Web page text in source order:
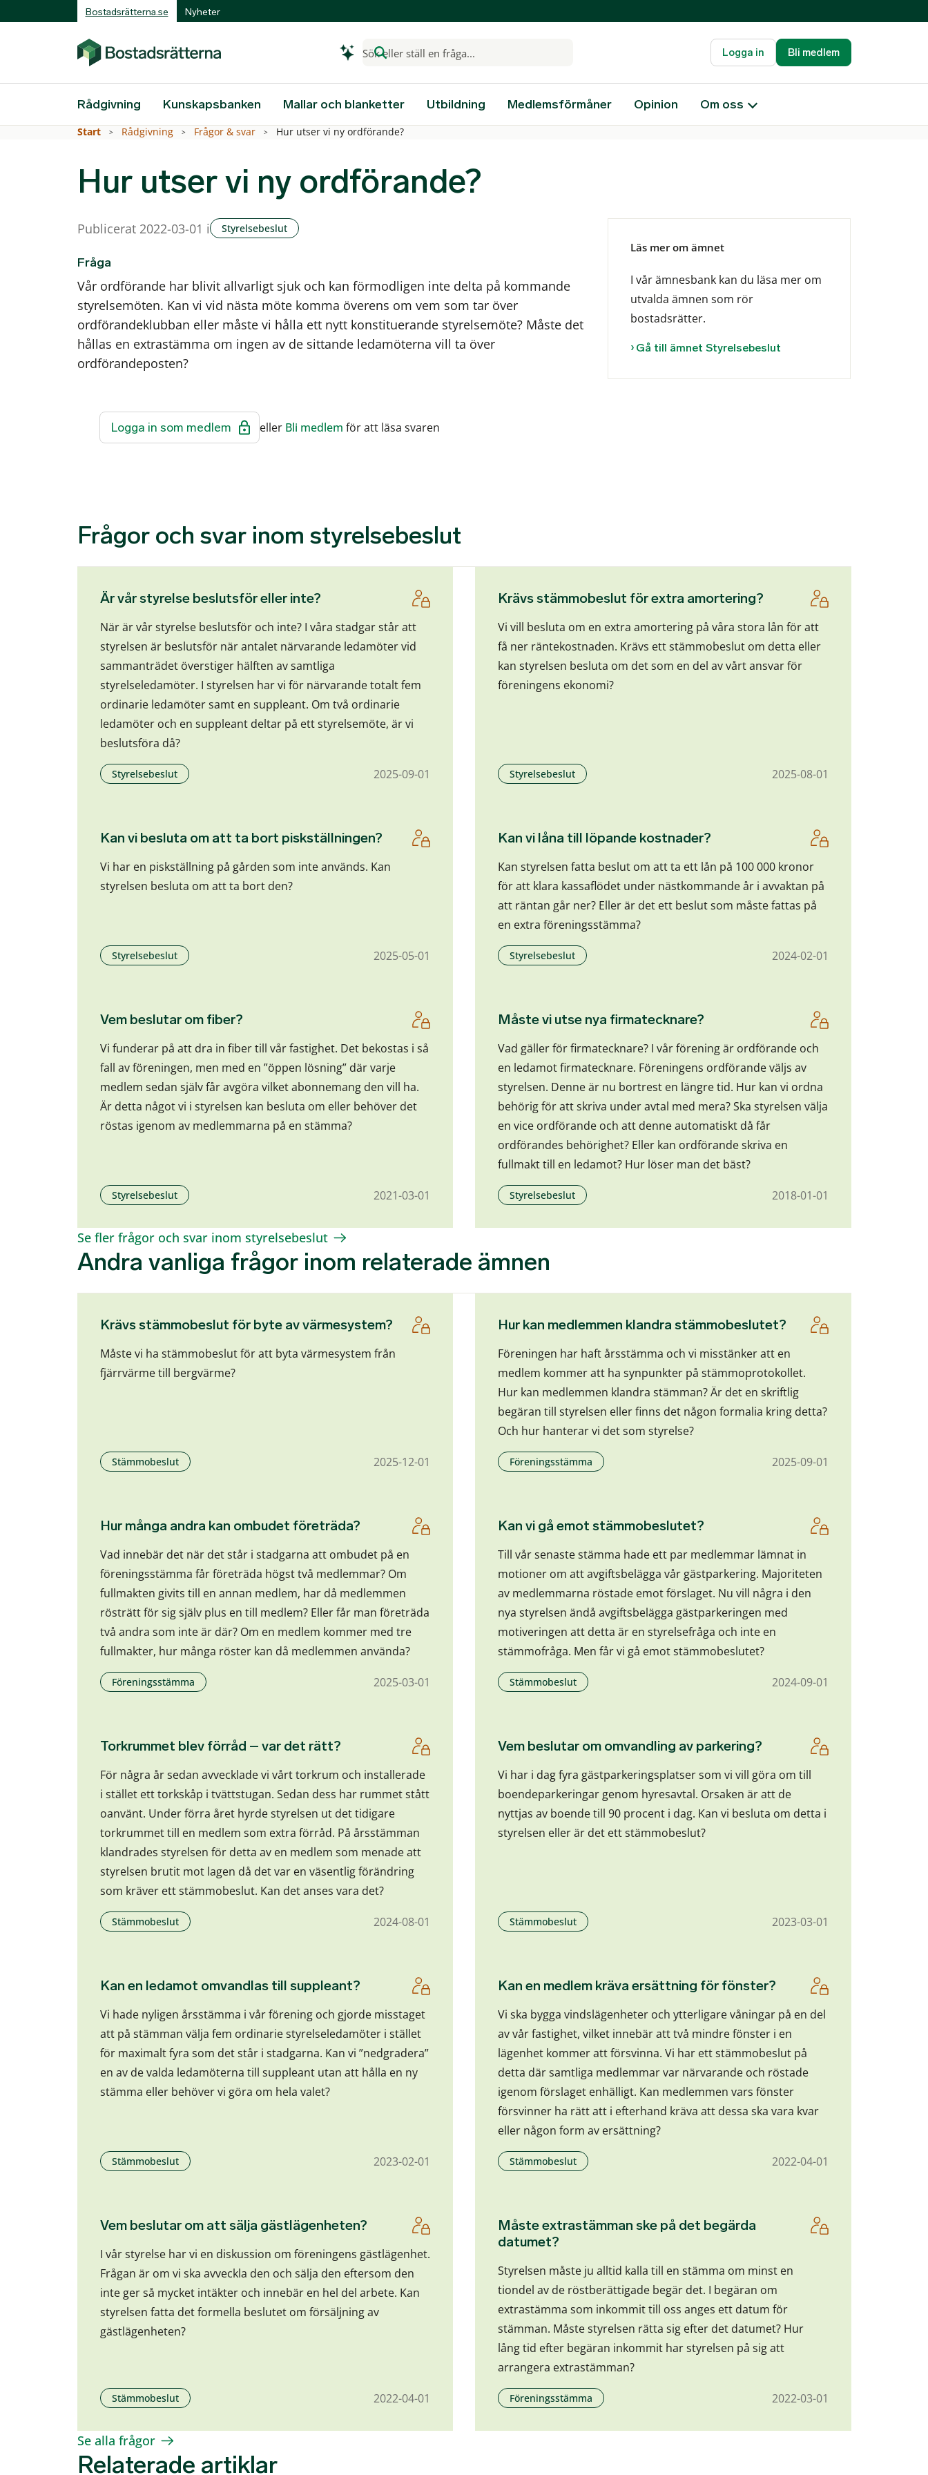
Bostadsrätterna.se Nyheter
Logga in Bli medlem
Sök eller ställ en fråga...
Rådgivning Kunskapsbanken Mallar och blanketter Utbildning Medlemsförmåner Opinion Om oss
Start Rådgivning Frågor & svar Hur utser vi ny ordförande?
Hur utser vi ny ordförande?
Läs mer om ämnet
I vår ämnesbank kan du läsa mer om
utvalda ämnen som rör
bostadsrätter.
Gå till ämnet Styrelsebeslut
Publicerat 2022-03-01 i Styrelsebeslut
Fråga
Vår ordförande har blivit allvarligt sjuk och kan förmodligen inte delta på kommande
styrelsemöten. Kan vi vid nästa möte komma överens om vem som tar över
ordförandeklubban eller måste vi hålla ett nytt konstituerande styrelsemöte? Måste det
hållas en extrastämma om ingen av de sittande ledamöterna vill ta över
ordförandeposten?
Logga in som medlem eller Bli medlem för att läsa svaren
Frågor och svar inom styrelsebeslut
Är vår styrelse beslutsför eller inte?
När är vår styrelse beslutsför och inte? I våra stadgar står att
styrelsen är beslutsför när antalet närvarande ledamöter vid
sammanträdet överstiger hälften av samtliga
styrelseledamöter. I styrelsen har vi för närvarande totalt fem
ordinarie ledamöter samt en suppleant. Om två ordinarie
ledamöter och en suppleant deltar på ett styrelsemöte, är vi
beslutsföra då?
Styrelsebeslut 2025-09-01
Krävs stämmobeslut för extra amortering?
Vi vill besluta om en extra amortering på våra stora lån för att
få ner räntekostnaden. Krävs ett stämmobeslut om detta eller
kan styrelsen besluta om det som en del av vårt ansvar för
föreningens ekonomi?
Styrelsebeslut 2025-08-01
Kan vi besluta om att ta bort piskställningen?
Vi har en piskställning på gården som inte används. Kan
styrelsen besluta om att ta bort den?
Styrelsebeslut 2025-05-01
Kan vi låna till löpande kostnader?
Kan styrelsen fatta beslut om att ta ett lån på 100 000 kronor
för att klara kassaflödet under nästkommande år i avvaktan på
att räntan går ner? Eller är det ett beslut som måste fattas på
en extra föreningsstämma?
Styrelsebeslut 2024-02-01
Vem beslutar om fiber?
Vi funderar på att dra in fiber till vår fastighet. Det bekostas i så
fall av föreningen, men med en ”öppen lösning” där varje
medlem sedan själv får avgöra vilket abonnemang den vill ha.
Är detta något vi i styrelsen kan besluta om eller behöver det
röstas igenom av medlemmarna på en stämma?
Styrelsebeslut 2021-03-01
Måste vi utse nya firmatecknare?
Vad gäller för firmatecknare? I vår förening är ordförande och
en ledamot firmatecknare. Föreningens ordförande väljs av
styrelsen. Denne är nu bortrest en längre tid. Hur kan vi ordna
behörig för att skriva under avtal med mera? Ska styrelsen välja
en vice ordförande och att denne automatiskt då får
ordförandes behörighet? Eller kan ordförande skriva en
fullmakt till en ledamot? Hur löser man det bäst?
Styrelsebeslut 2018-01-01
Se fler frågor och svar inom styrelsebeslut
Andra vanliga frågor inom relaterade ämnen
Krävs stämmobeslut för byte av värmesystem?
Måste vi ha stämmobeslut för att byta värmesystem från
fjärrvärme till bergvärme?
Stämmobeslut 2025-12-01
Hur kan medlemmen klandra stämmobeslutet?
Föreningen har haft årsstämma och vi misstänker att en
medlem kommer att ha synpunkter på stämmoprotokollet.
Hur kan medlemmen klandra stämman? Är det en skriftlig
begäran till styrelsen eller finns det någon formalia kring detta?
Och hur hanterar vi det som styrelse?
Föreningsstämma 2025-09-01
Hur många andra kan ombudet företräda?
Vad innebär det när det står i stadgarna att ombudet på en
föreningsstämma får företräda högst två medlemmar? Om
fullmakten givits till en annan medlem, har då medlemmen
rösträtt för sig själv plus en till medlem? Eller får man företräda
två andra som inte är där? Om en medlem kommer med tre
fullmakter, hur många röster kan då medlemmen använda?
Föreningsstämma 2025-03-01
Kan vi gå emot stämmobeslutet?
Till vår senaste stämma hade ett par medlemmar lämnat in
motioner om att avgiftsbelägga vår gästparkering. Majoriteten
av medlemmarna röstade emot förslaget. Nu vill några i den
nya styrelsen ändå avgiftsbelägga gästparkeringen med
motiveringen att detta är en styrelsefråga och inte en
stämmofråga. Men får vi gå emot stämmobeslutet?
Stämmobeslut 2024-09-01
Torkrummet blev förråd – var det rätt?
För några år sedan avvecklade vi vårt torkrum och installerade
i stället ett torkskåp i tvättstugan. Sedan dess har rummet stått
oanvänt. Under förra året hyrde styrelsen ut det tidigare
torkrummet till en medlem som extra förråd. På årsstämman
klandrades styrelsen för detta av en medlem som menade att
styrelsen brutit mot lagen då det var en väsentlig förändring
som kräver ett stämmobeslut. Kan det anses vara det?
Stämmobeslut 2024-08-01
Vem beslutar om omvandling av parkering?
Vi har i dag fyra gästparkeringsplatser som vi vill göra om till
boendeparkeringar genom hyresavtal. Orsaken är att de
nyttjas av boende till 90 procent i dag. Kan vi besluta om detta i
styrelsen eller är det ett stämmobeslut?
Stämmobeslut 2023-03-01
Kan en ledamot omvandlas till suppleant?
Vi hade nyligen årsstämma i vår förening och gjorde misstaget
att på stämman välja fem ordinarie styrelseledamöter i stället
för maximalt fyra som det står i stadgarna. Kan vi ”nedgradera”
en av de valda ledamöterna till suppleant utan att hålla en ny
stämma eller behöver vi göra om hela valet?
Stämmobeslut 2023-02-01
Kan en medlem kräva ersättning för fönster?
Vi ska bygga vindslägenheter och ytterligare våningar på en del
av vår fastighet, vilket innebär att två mindre fönster i en
lägenhet kommer att försvinna. Vi har ett stämmobeslut på
detta där samtliga medlemmar var närvarande och röstade
igenom förslaget enhälligt. Kan medlemmen vars fönster
försvinner ha rätt att i efterhand kräva att dessa ska vara kvar
eller någon form av ersättning?
Stämmobeslut 2022-04-01
Vem beslutar om att sälja gästlägenheten?
I vår styrelse har vi en diskussion om föreningens gästlägenhet.
Frågan är om vi ska avveckla den och sälja den eftersom den
inte ger så mycket intäkter och innebär en hel del arbete. Kan
styrelsen fatta det formella beslutet om försäljning av
gästlägenheten?
Stämmobeslut 2022-04-01
Måste extrastämman ske på det begärda
datumet?
Styrelsen måste ju alltid kalla till en stämma om minst en
tiondel av de röstberättigade begär det. I begäran om
extrastämma som inkommit till oss anges ett datum för
stämman. Måste styrelsen rätta sig efter det datumet? Hur
lång tid efter begäran inkommit har styrelsen på sig att
arrangera extrastämman?
Föreningsstämma 2022-03-01
Se alla frågor
Relaterade artiklar